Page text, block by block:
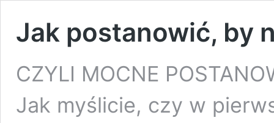
Jak postanowić, by
CZYLI MOCNE
Jak myślicie, czy w